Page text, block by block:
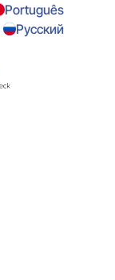
Português
Русский